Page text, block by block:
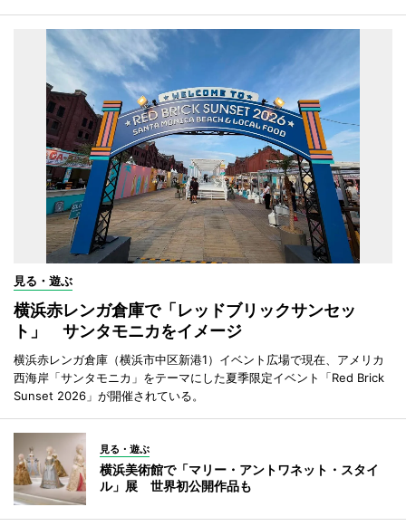
見る・遊ぶ
横浜赤レンガ倉庫で「レッドブリックサンセッ
ト」 サンタモニカをイメージ
横浜赤レンガ倉庫（横浜市中区新港1）イベント広場で現在、アメリカ
西海岸「サンタモニカ」をテーマにした夏季限定イベント「Red Brick
Sunset 2026」が開催されている。
見る・遊ぶ
横浜美術館で「マリー・アントワネット・スタイ
ル」展 世界初公開作品も